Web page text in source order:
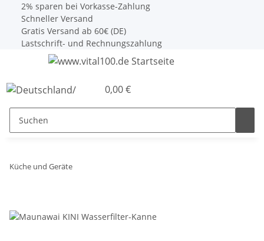
2% sparen bei Vorkasse-Zahlung
Schneller Versand
Gratis Versand ab 60€ (DE)
Lastschrift- und Rechnungszahlung
0,00 €
Küche und Geräte